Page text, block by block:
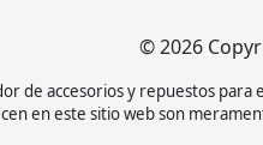
© 2026
de accesorios y repuestos
en este sitio web son